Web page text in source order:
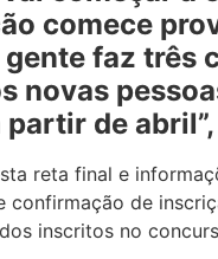
comece
faz três
novas
de
reta final e
de
inscritos no